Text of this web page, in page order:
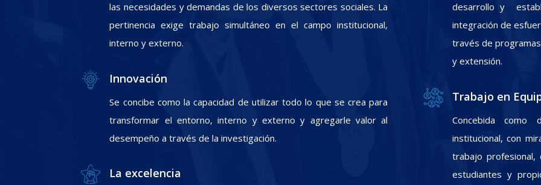
las necesidades y demandas de los diversos sectores sociales. La
pertinencia exige trabajo simultáneo en el campo institucional,
interno y externo.
Innovación
Se concibe como la capacidad de utilizar todo lo que se crea para
transformar el entorno, interno y externo y agregarle valor al
desempeño a través de la investigación.
La excelencia
desarrollo y
integración de
través de
y extensión.
Trabajo en
Concebida como
institucional, con
trabajo
estudiantes y